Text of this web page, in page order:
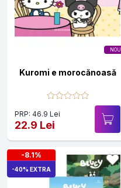
NOU
Kuromi e morocănoasă
PRP: 46.9 Lei
22.9 Lei
-8.1%
-40% EXTRA